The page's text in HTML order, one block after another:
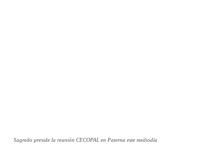
Sagredo preside la reunión CECOPAL en Paterna este mediodía